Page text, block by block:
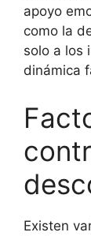
apoyo
como la
solo a los
dinámica
Existen